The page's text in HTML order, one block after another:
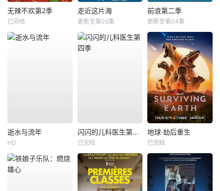
无辣不欢第2季
已完结
走近这片海
更新至第05集
前浪第二季
更新至第04集
逝水与流年
HD
闪闪的儿科医生第四季
已完结
地球·劫后重生
已完结